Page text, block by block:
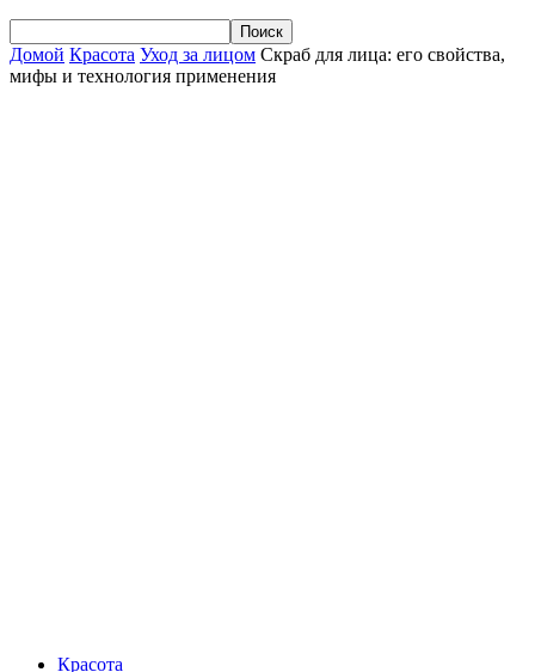
Домой Красота Уход за лицом Скраб для лица: его свойства,
мифы и технология применения
Красота